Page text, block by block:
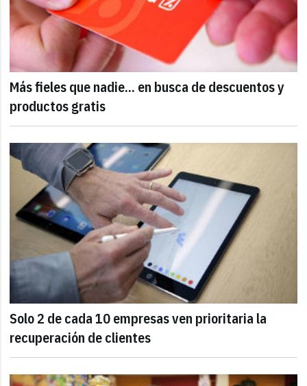
Más fieles que nadie... en busca de descuentos y
productos gratis
Solo 2 de cada 10 empresas ven prioritaria la
recuperación de clientes